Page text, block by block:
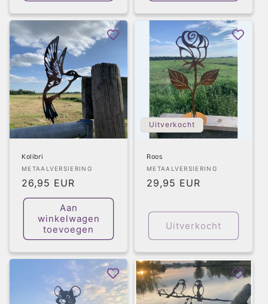
Kolibri
Verkoper:
METAALVERSIERING
Normale
prijs
26,95 EUR
Aan
winkelwagen
toevoegen
Uitverkocht
Roos
Verkoper:
METAALVERSIERING
Normale
29,95 EUR
Uitverkocht